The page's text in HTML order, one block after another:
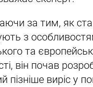
за тим, як
з
та
він почав
пізніше виріс у